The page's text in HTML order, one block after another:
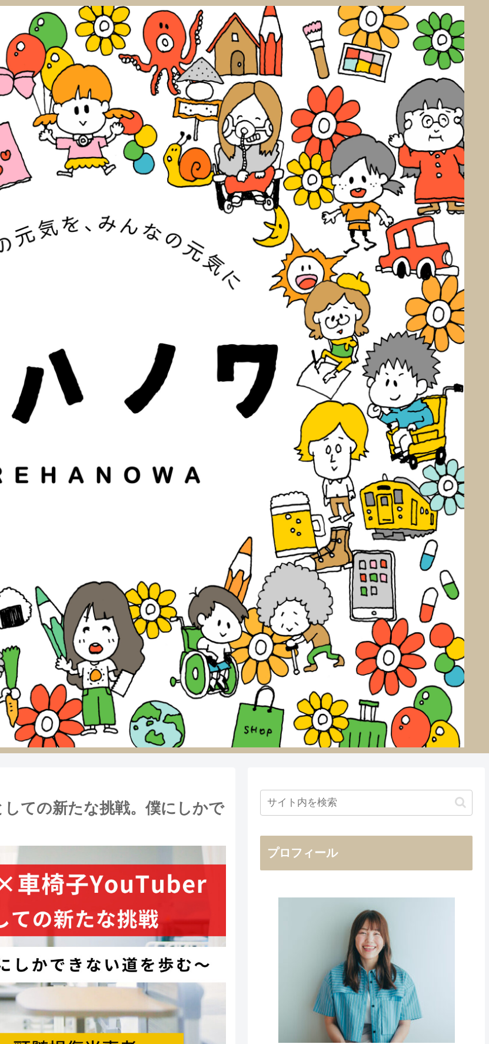
しての新たな挑戦。僕にしかで
プロフィール